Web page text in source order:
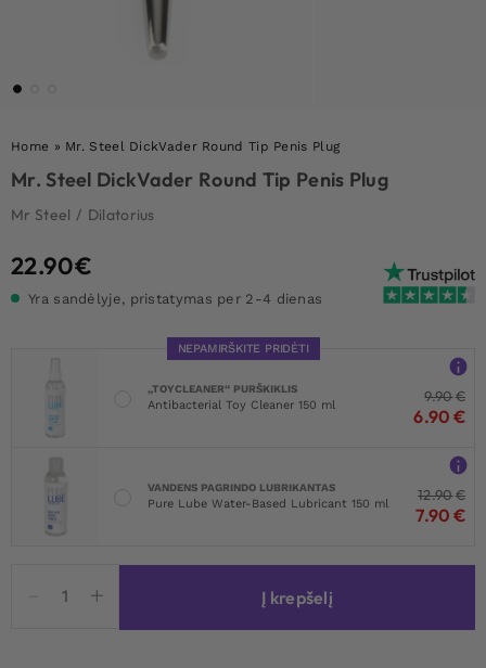
Home » Mr. Steel DickVader Round Tip Penis Plug
Mr. Steel DickVader Round Tip Penis Plug
Mr Steel / Dilatorius
22.90€
Yra sandėlyje, pristatymas per 2-4 dienas
NEPAMIRŠKITE PRIDĖTI
„TOYCLEANER“ PURŠKIKLIS
Antibacterial Toy Cleaner 150 ml
9.90€
6.90 €
VANDENS PAGRINDO LUBRIKANTAS
Pure Lube Water-Based Lubricant 150 ml
12.90€
7.90 €
kiekis:
Į krepšelį